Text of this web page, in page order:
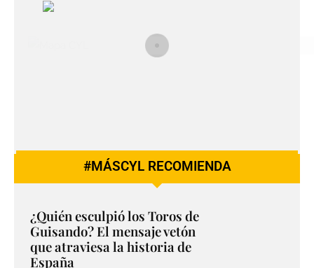
#MÁSCYL RECOMIENDA
¿Quién esculpió los Toros de
Guisando? El mensaje vetón
que atraviesa la historia de
España